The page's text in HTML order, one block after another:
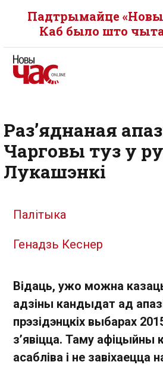
Падтрымайце «Новы
Каб было што
Раз’яднаная
Чарговы туз у
Лукашэнкі
Палітыка
Генадзь Кеснер
Відаць, ужо можна
адзіны кандыдат ад
прэзідэнцкіх выбарах
з’явіцца. Таму афіцыйны
асабліва і не завіхаецца